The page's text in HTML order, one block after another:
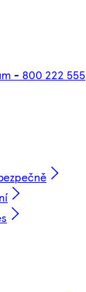
- 800 222 555